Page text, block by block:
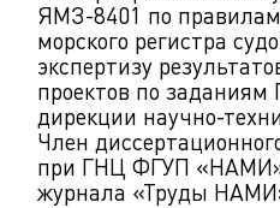
ЯМЗ-8401 по правилам
морского регистра
экспертизу
проектов по заданиям
дирекции научно-
Член
при ГНЦ ФГУП
журнала «Труды